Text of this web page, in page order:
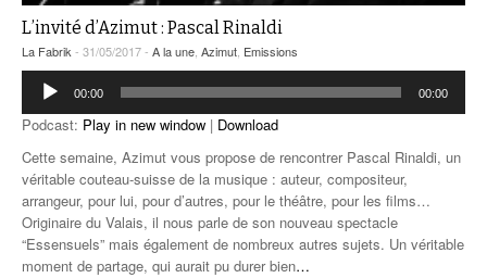
L’invité d’Azimut : Pascal Rinaldi
La Fabrik- 31/05/2017 - A la une, Azimut, Emissions
Lecteur
audio
00:00 00:00
Podcast: Play in new window | Download
Cette semaine, Azimut vous propose de rencontrer Pascal Rinaldi, un
véritable couteau-suisse de la musique : auteur, compositeur,
arrangeur, pour lui, pour d’autres, pour le théâtre, pour les films…
Originaire du Valais, il nous parle de son nouveau spectacle
“Essensuels” mais également de nombreux autres sujets. Un véritable
moment de partage, qui aurait pu durer bien…